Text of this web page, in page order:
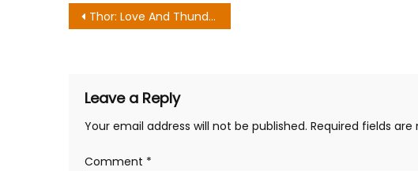
Post
Thor: Love And Thunder Ending được giảng giải
Leave a Reply
Your email address will not be published. Required fields are
Comment *